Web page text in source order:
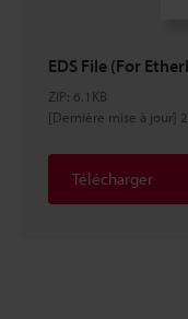
EDS File (For
ZIP: 6.1KB
[Dernière mise à jour]
Télécharger